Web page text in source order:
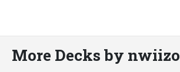
More Decks by nwiizo